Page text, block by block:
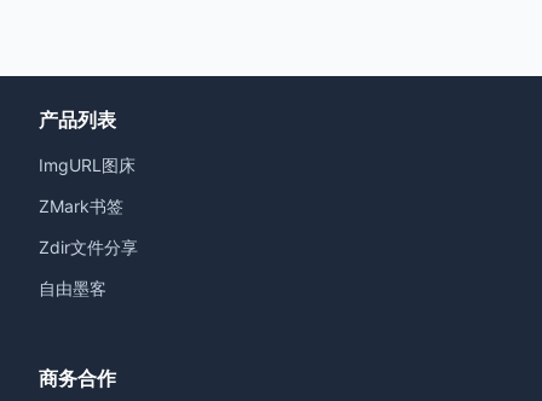
产品列表
ImgURL图床
ZMark书签
Zdir文件分享
自由墨客
商务合作